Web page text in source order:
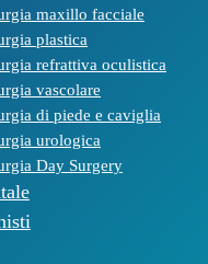
maxillo facciale
plastica
refrattiva oculistica
vascolare
di piede e caviglia
urologica
Day Surgery